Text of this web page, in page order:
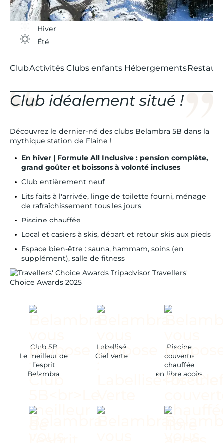
Hiver
Été
ClubActivités Clubs enfants Hébergements
Club idéalement situé !
Découvrez le dernier-né des clubs Belambra 5B dans la
mythique station de Flaine !
En hiver | Formule All Inclusive : pension complète,
grand goûter et boissons à volonté incluses
Club entièrement neuf
Lits faits à l'arrivée, linge de toilette fourni, ménage
de rafraîchissement tous les jours
Piscine chauffée
Local et casiers à skis, départ et retour skis aux pieds
Espace bien-être : sauna, hammam, soins (en
supplément), salle de fitness
Tripadvisor Travellers'
Choice Awards 2025
Club 5B
Le meilleur de
l’esprit
Belambra
Labellisé
Clef Verte
Piscine
couverte
chauffée
en libre accès